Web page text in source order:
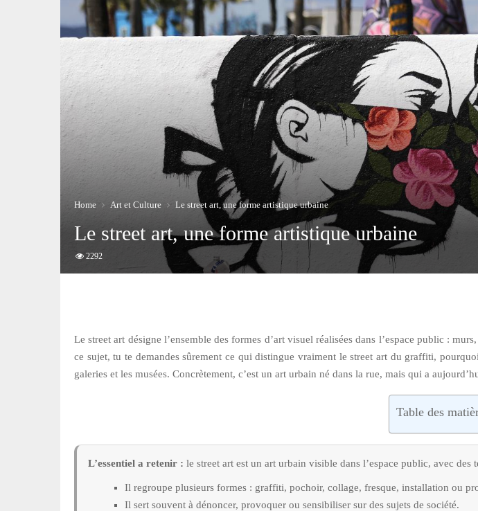
Home Art et Culture Le street art, une forme artistique urbaine
Le street art, une forme artistique urbaine
2292
Le street art désigne l’ensemble des formes d’art visuel réalisées dans l’espace public :
ce sujet, tu te demandes sûrement ce qui distingue vraiment le street art du graffiti,
galeries et les musées. Concrètement, c’est un art urbain né dans la rue, mais qui a
Table des
L’essentiel a retenir : le street art est un art urbain visible dans l’espace public, avec
Il regroupe plusieurs formes : graffiti, pochoir, collage, fresque, installation ou
Il sert souvent à dénoncer, provoquer ou sensibiliser sur des sujets de société.